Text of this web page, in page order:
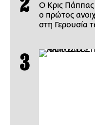
Ο Κρις Πάππας
ο πρώτος
στη Γερουσία